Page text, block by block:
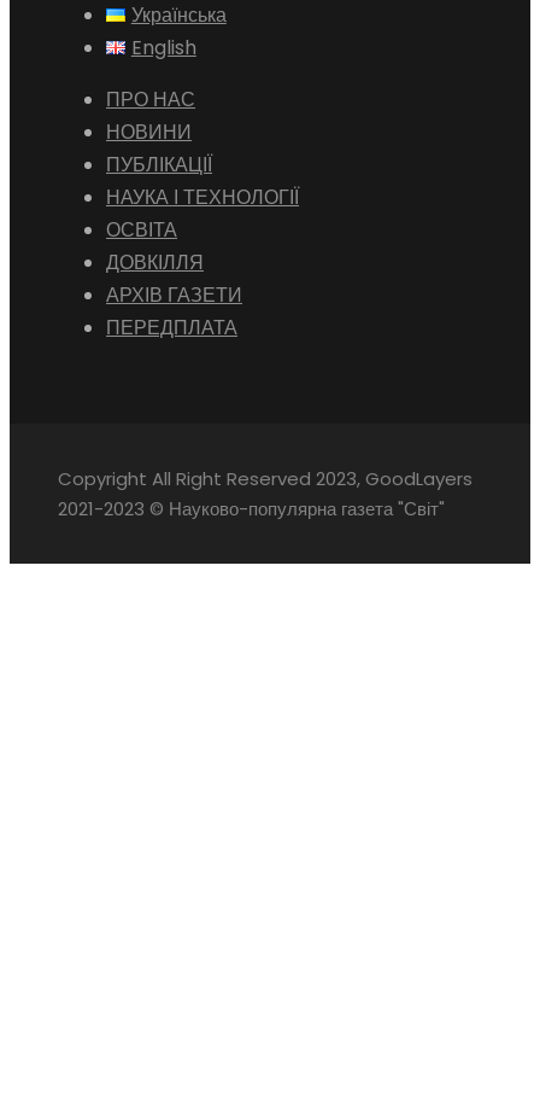
Українська
English
ПРО НАС
НОВИНИ
ПУБЛІКАЦІЇ
НАУКА І ТЕХНОЛОГІЇ
ОСВІТА
ДОВКІЛЛЯ
АРХІВ ГАЗЕТИ
ПЕРЕДПЛАТА
Copyright All Right Reserved 2023, GoodLayers
2021-2023 © Науково-популярна газета "Світ"